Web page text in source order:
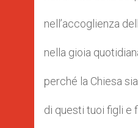
nell’accoglienza
nella gioia
perché la Chiesa
di questi tuoi figli e